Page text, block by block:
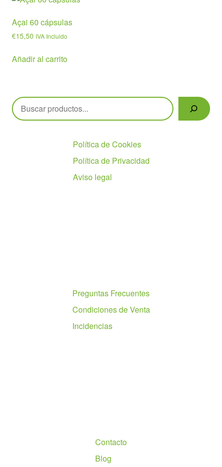
Açai 60 cápsulas
€15,50 IVA Incluido
Añadir al carrito
Buscar
Política de Cookies
Política de Privacidad
Aviso legal
Preguntas Frecuentes
Condiciones de Venta
Incidencias
Contacto
Blog